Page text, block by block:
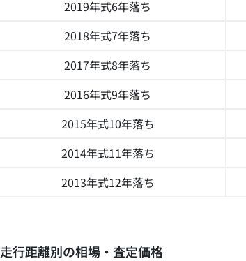
2019年式6年落ち
2018年式7年落ち
2017年式8年落ち
2016年式9年落ち
2015年式10年落ち
2014年式11年落ち
2013年式12年落ち
走行距離別の相場・査定価格